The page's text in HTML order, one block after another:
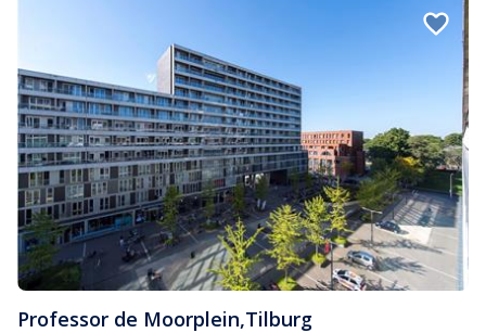
Professor de Moorplein,Tilburg